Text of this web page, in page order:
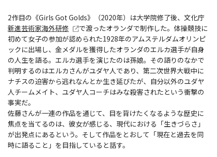
2作目の《Girls Got Golds》（2020年）は大学院修了後、文化庁
新進芸術家海外研修
で渡ったオランダで制作した。体操競技に
初めて女子の参加が認められた1928年のアムステルダムオリンピ
ックに出場し、金メダルを獲得したオランダのエルカ選手が自身
の人生を語る。エルカ選手を演じたのは孫娘。その語りのなかで
判明するのはエルカさんがユダヤ人であり、第二次世界大戦中に
ナチスの迫害から逃れなんとか生き延びたが、自分以外のユダヤ
人チームメイト、ユダヤ人コーチはみな殺害されたという衝撃の
事実だ。
佐藤さんが一連の作品を通じて、目を背けたくなるような歴史に
焦点を当てるのは、彼女が感じる、現代における「生きづらさ」
が出発点にあるという。そして作品をとおして「現在と過去を同
時に語ること」を目指していると話す。